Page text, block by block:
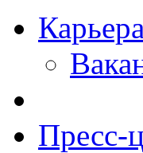
Карьера
Пресс-